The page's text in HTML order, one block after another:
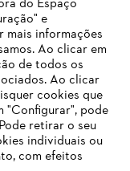
SUPORTA
Para
que altere
do Espaço
e
mais informações
Ao clicar em
de todos os
Ao clicar
cookies que
"Configurar", pode
retirar o seu
individuais ou
com efeitos